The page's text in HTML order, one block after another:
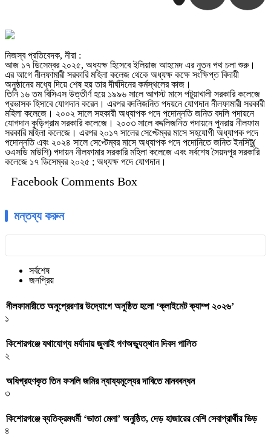
নিজস্ব প্রতিবেদক, নীরা :
আজ ১৭ ডিসেম্বর ২০২৫, অধ্যক্ষ হিসেবে ইলিয়াজ আহমেদ এর নুতন পথ চলা শুরু।
এর আগে নীলফামারী সরকারি মহিলা কলেজ থেকে অধ্যক্ষ কক্ষে সংক্ষিপ্ত বিদায়ী
অনুষ্ঠানের মধ্যে দিয়ে শেষ হয় তার দীর্ঘদিনের কর্মস্থলের কাজ।
তিনি ১৬ তম বিসিএস উত্তীর্ণ হয়ে ১৯৯৬ সালে আগস্ট মাসে পটুয়াখালী সরকারি কলেজে
প্রভাসক হিসাবে যোগদান করেন। এরপর বদলিজনিত পদয়নে যোগদান নীলফামারী সরকারী
মহিলা কলেজে। ২০০২ সালে সহকারী অধ্যাপক পদে পদোন্নতি জনিত বদলি পদায়নে
যোগদান কুড়িগ্রাম সরকারি কলেজে। ২০০৩ সালে বদ্দলিজনিত পদায়নে পুনরায় নীলফাম
সরকারি মহিলা কলেজে। এরপর ২০১৭ সালের সেপ্টেম্বর মাসে সহযোগী অধ্যাপক পদে
পদোন্নতি এবং ২০২৪ সালে সেপ্টেম্বর মাসে অধ্যাপক পদে পদোনিতে জনিত ইনসিটু(
ওএসডি মাউশি) পদায়ন নীলফামার সরকারি মহিলা কলেজে এবং সর্বশেষ সৈয়দপুর সরকারি
কলেজে ১৭ ডিসেম্বর ২০২৫ ; অধ্যক্ষ পদে যোগদান।
Facebook Comments Box
মন্তব্য করুন
সর্বশেষ
জনপ্রিয়
নীলফামারীতে অনুপ্রেরণার উদ্যোগে অনুষ্ঠিত হলো ‘ক্লাইমেট ক্যাম্প ২০২৬’
১
কিশোরগঞ্জে যথাযোগ্য মর্যাদায় জুলাই গণঅভ্যুত্থান দিবস পালিত
২
অধিগ্রহণকৃত তিন ফসলি জমির ন্যায্যমূল্যের দাবিতে মানববন্ধন
৩
কিশোরগঞ্জে ব্যতিক্রমধর্মী ‘ভাতা মেলা’ অনুষ্ঠিত, দেড় হাজারের বেশি সেবাপ্রার্থীর ভিড়
৪